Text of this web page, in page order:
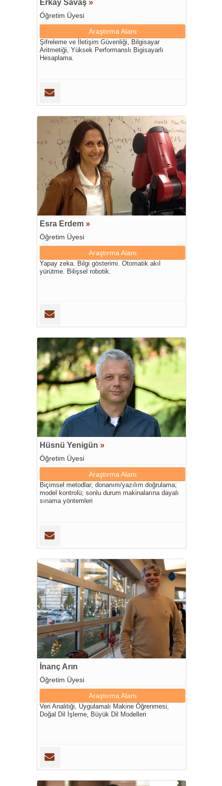
Erkay Savaş »
Öğretim Üyesi
Araştırma Alanı
Şifreleme ve İletişim Güvenliği, Bilgisayar
Aritmetiği, Yüksek Performanslı Bigisayarlı
Hesaplama.
Esra Erdem »
Öğretim Üyesi
Araştırma Alanı
Yapay zeka. Bilgi gösterimi. Otomatik akıl
yürütme. Bilişsel robotik.
Hüsnü Yenigün »
Öğretim Üyesi
Araştırma Alanı
Biçimsel metodlar; donanım/yazılım doğrulama;
model kontrolü; sonlu durum makinalarına dayalı
sınama yöntemleri
İnanç Arın
Öğretim Üyesi
Araştırma Alanı
Veri Analitiği, Uygulamalı Makine Öğrenmesi,
Doğal Dil İşleme, Büyük Dil Modelleri